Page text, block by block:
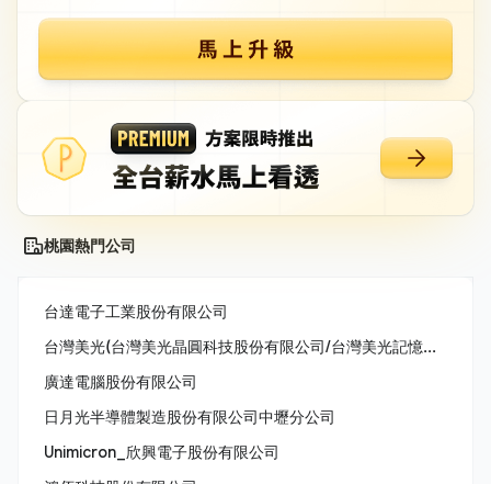
桃園熱門公司
台達電子工業股份有限公司
台灣美光(台灣美光晶圓科技股份有限公司/台灣美光記憶體股份有限公司/美商美光亞太科技股份有限公司)
廣達電腦股份有限公司
日月光半導體製造股份有限公司中壢分公司
Unimicron_欣興電子股份有限公司